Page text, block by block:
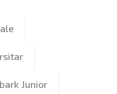
Junior